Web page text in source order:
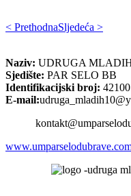
< PrethodnaSljedeća >
Naziv: UDRUGA
Sjedište: PAR SELO BB
Identifikacijski broj:
E-mail: